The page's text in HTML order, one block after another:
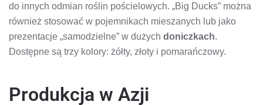
do innych odmian roślin pościelowych. „Big Ducks” można
również stosować w pojemnikach mieszanych lub jako
prezentacje „samodzielne” w dużych doniczkach.
Dostępne są trzy kolory: żółty, złoty i pomarańczowy.
Produkcja w Azji